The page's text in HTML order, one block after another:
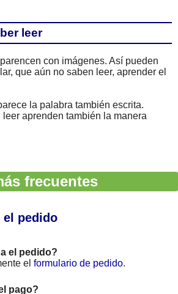
leer
con imágenes. Así pueden
que aún no saben leer, aprender el
la palabra también escrita.
leer aprenden también la manera
frecuentes
el pedido
el pedido?
el formulario de pedido.
pago?